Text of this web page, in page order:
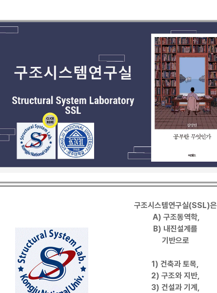
구조시스템연구실(SSL)은
A) 구조동역학,
B) 내진설계를
기반으로
1) 건축과 토목,
2) 구조와 지반,
3) 건설과 기계,